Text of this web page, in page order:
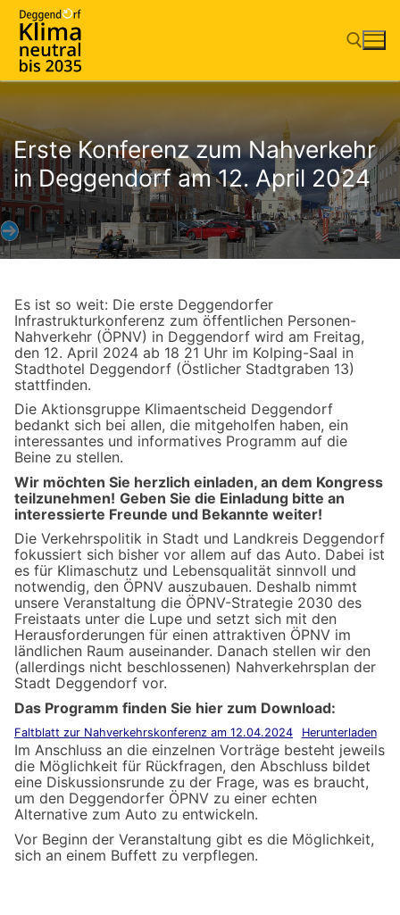
Zum
Inhalt
springen
Erste Konferenz zum Nahverkehr
in Deggendorf am 12. April 2024
Es ist so weit: Die erste Deggendorfer
Infrastrukturkonferenz zum öffentlichen Personen-
Nahverkehr (ÖPNV) in Deggendorf wird am Freitag,
den 12. April 2024 ab 18 21 Uhr im Kolping-Saal in
Stadthotel Deggendorf (Östlicher Stadtgraben 13)
stattfinden.
Die Aktionsgruppe Klimaentscheid Deggendorf
bedankt sich bei allen, die mitgeholfen haben, ein
interessantes und informatives Programm auf die
Beine zu stellen.
Wir möchten Sie herzlich einladen, an dem Kongress
teilzunehmen! Geben Sie die Einladung bitte an
interessierte Freunde und Bekannte weiter!
Die Verkehrspolitik in Stadt und Landkreis Deggendorf
fokussiert sich bisher vor allem auf das Auto. Dabei ist
es für Klimaschutz und Lebensqualität sinnvoll und
notwendig, den ÖPNV auszubauen. Deshalb nimmt
unsere Veranstaltung die ÖPNV-Strategie 2030 des
Freistaats unter die Lupe und setzt sich mit den
Herausforderungen für einen attraktiven ÖPNV im
ländlichen Raum auseinander. Danach stellen wir den
(allerdings nicht beschlossenen) Nahverkehrsplan der
Stadt Deggendorf vor.
Das Programm finden Sie hier zum Download:
Faltblatt zur Nahverkehrskonferenz am 12.04.2024 Herunterladen
Im Anschluss an die einzelnen Vorträge besteht jeweils
die Möglichkeit für Rückfragen, den Abschluss bildet
eine Diskussionsrunde zu der Frage, was es braucht,
um den Deggendorfer ÖPNV zu einer echten
Alternative zum Auto zu entwickeln.
Vor Beginn der Veranstaltung gibt es die Möglichkeit,
sich an einem Buffett zu verpflegen.